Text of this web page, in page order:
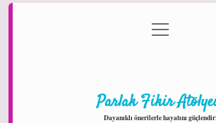
Gizlilik Politikası
menüyü
aç
Parlak Fikir
Dayanıklı önerilerle hayatını